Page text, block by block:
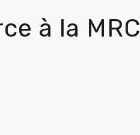
à la MRC